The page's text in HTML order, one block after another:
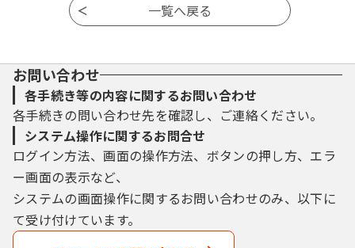
お問い合わせ
各手続き等の内容に関するお問い合わせ
各手続きの問い合わせ先を確認し、ご連絡ください。
システム操作に関するお問合せ
ログイン方法、画面の操作方法、ボタンの押し方、エラ
ー画面の表示など、
システムの画面操作に関するお問い合わせのみ、以下に
て受け付けています。